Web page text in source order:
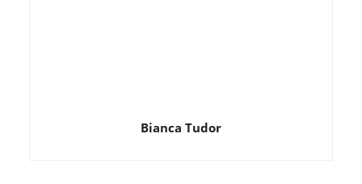
Bianca Tudor